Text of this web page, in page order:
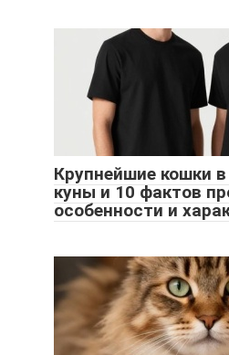
Крупнейшие кошки
куны и 10 фактов
особенности и